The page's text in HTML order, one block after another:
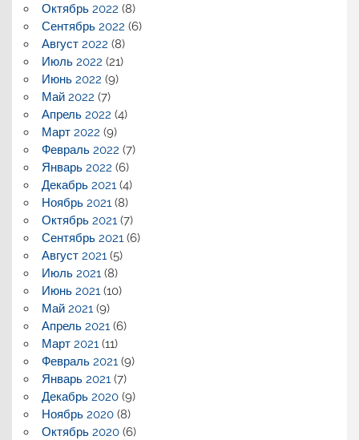
Октябрь 2022 (8)
Сентябрь 2022 (6)
Август 2022 (8)
Июль 2022 (21)
Июнь 2022 (9)
Май 2022 (7)
Апрель 2022 (4)
Март 2022 (9)
Февраль 2022 (7)
Январь 2022 (6)
Декабрь 2021(4)
Ноябрь 2021(8)
Октябрь 2021(7)
Сентябрь 2021(6)
Август 2021(5)
Июль 2021(8)
Июнь 2021(10)
Май 2021(9)
Апрель 2021(6)
Март 2021(11)
Февраль 2021(9)
Январь 2021(7)
Декабрь 2020(9)
Ноябрь 2020(8)
Октябрь 2020(6)